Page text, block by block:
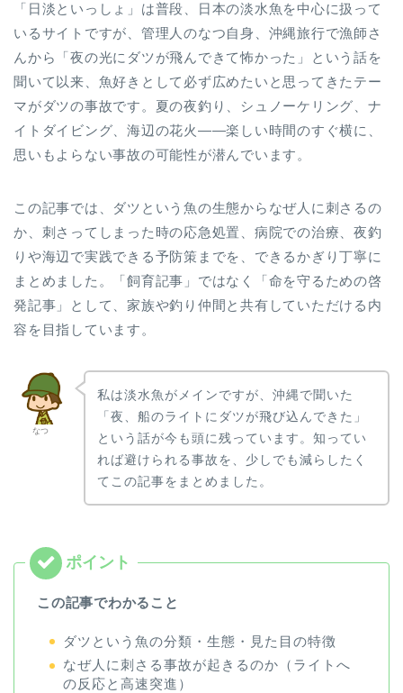
「日淡といっしょ」は普段、日本の淡水魚を中心に扱って
いるサイトですが、管理人のなつ自身、沖縄旅行で漁師さ
んから「夜の光にダツが飛んできて怖かった」という話を
聞いて以来、魚好きとして必ず広めたいと思ってきたテー
マがダツの事故です。夏の夜釣り、シュノーケリング、ナ
イトダイビング、海辺の花火――楽しい時間のすぐ横に、
思いもよらない事故の可能性が潜んでいます。
この記事では、ダツという魚の生態からなぜ人に刺さるの
か、刺さってしまった時の応急処置、病院での治療、夜釣
りや海辺で実践できる予防策までを、できるかぎり丁寧に
まとめました。「飼育記事」ではなく「命を守るための啓
発記事」として、家族や釣り仲間と共有していただける内
容を目指しています。
なつ
私は淡水魚がメインですが、沖縄で聞いた
「夜、船のライトにダツが飛び込んできた」
という話が今も頭に残っています。知ってい
れば避けられる事故を、少しでも減らしたく
てこの記事をまとめました。
この記事でわかること
ダツという魚の分類・生態・見た目の特徴
なぜ人に刺さる事故が起きるのか（ライトへ
の反応と高速突進）